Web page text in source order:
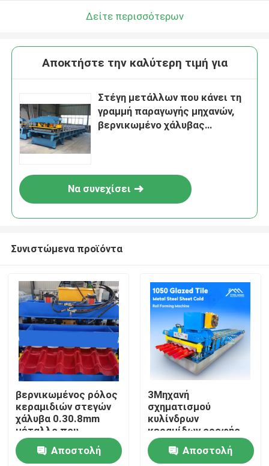
Προϊόντα
Περίπου εμείς
Δείτε περισσότερων
Αποκτήστε την καλύτερη τιμή για
Στέγη μετάλλων που κάνει τη
γραμμή παραγωγής μηχανών,
βερνικωμένο χάλυβας
Να συνεχίσει
Συνιστώμενα προϊόντα
βερνικωμένος ρόλος
κεραμιδιών στεγών
χάλυβα 0.30.8mm
μέταλλο που
διαμορφώνει τη
μηχανή 3kwΑποστολή
3Μηχανή
σχηματισμού
κυλίνδρων
κεραμίδων οροφής
1000 mm με
μετάδοσηΑποστολή